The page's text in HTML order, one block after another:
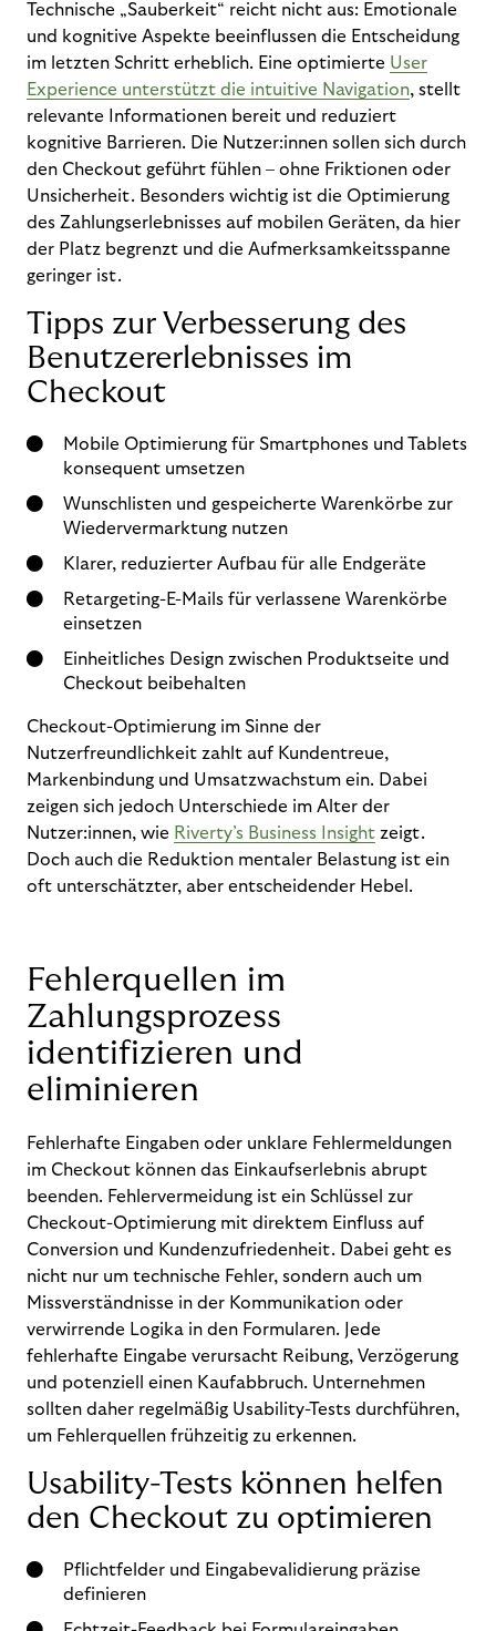
Technische „Sauberkeit“ reicht nicht aus: Emotionale
und kognitive Aspekte beeinflussen die Entscheidung
im letzten Schritt erheblich. Eine optimierte User
Experience unterstützt die intuitive Navigation, stellt
relevante Informationen bereit und reduziert
kognitive Barrieren. Die Nutzer:innen sollen sich durch
den Checkout geführt fühlen – ohne Friktionen oder
Unsicherheit. Besonders wichtig ist die Optimierung
des Zahlungserlebnisses auf mobilen Geräten, da hier
der Platz begrenzt und die Aufmerksamkeitsspanne
geringer ist.
Tipps zur Verbesserung des
Benutzererlebnisses im
Checkout
Mobile Optimierung für Smartphones und Tablets
konsequent umsetzen
Wunschlisten und gespeicherte Warenkörbe zur
Wiedervermarktung nutzen
Klarer, reduzierter Aufbau für alle Endgeräte
Retargeting-E-Mails für verlassene Warenkörbe
einsetzen
Einheitliches Design zwischen Produktseite und
Checkout beibehalten
Checkout-Optimierung im Sinne der
Nutzerfreundlichkeit zahlt auf Kundentreue,
Markenbindung und Umsatzwachstum ein. Dabei
zeigen sich jedoch Unterschiede im Alter der
Nutzer:innen, wie Riverty’s Business Insight zeigt.
Doch auch die Reduktion mentaler Belastung ist ein
oft unterschätzter, aber entscheidender Hebel.
Fehlerquellen im
Zahlungsprozess
identifizieren und
eliminieren
Fehlerhafte Eingaben oder unklare Fehlermeldungen
im Checkout können das Einkaufserlebnis abrupt
beenden. Fehlervermeidung ist ein Schlüssel zur
Checkout-Optimierung mit direktem Einfluss auf
Conversion und Kundenzufriedenheit. Dabei geht es
nicht nur um technische Fehler, sondern auch um
Missverständnisse in der Kommunikation oder
verwirrende Logika in den Formularen. Jede
fehlerhafte Eingabe verursacht Reibung, Verzögerung
und potenziell einen Kaufabbruch. Unternehmen
sollten daher regelmäßig Usability-Tests durchführen,
um Fehlerquellen frühzeitig zu erkennen.
Usability-Tests können helfen
den Checkout zu optimieren
Pflichtfelder und Eingabevalidierung präzise
definieren